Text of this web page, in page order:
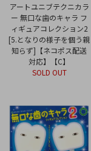
アートユニブテクニカラ
ー 無口な歯のキャラ フ
ィギュアコレクション2
[5.となりの様子を個う親
知らず]【ネコポス配送
対応】【C】
SOLD OUT